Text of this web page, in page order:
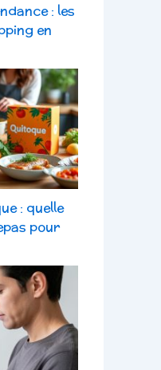
: les
en
: quelle
pour